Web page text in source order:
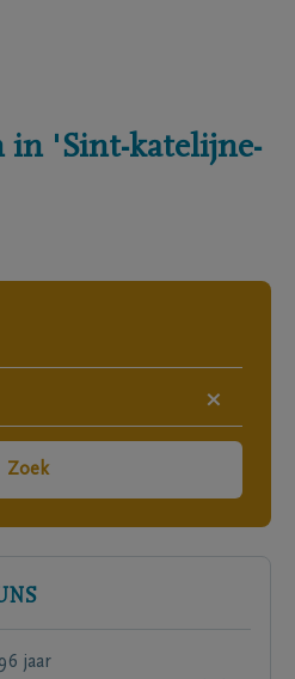
in 'Sint-katelijne-
×
Zoek
jaar